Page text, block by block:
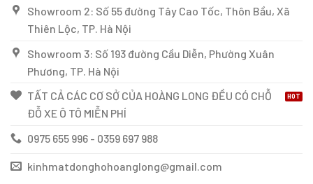
Showroom 2: Số 55 đường Tây Cao Tốc, Thôn Bầu, Xã
Thiên Lộc, TP. Hà Nội
Showroom 3: Số 193 đường Cầu Diễn, Phường Xuân
Phương, TP. Hà Nội
TẤT CẢ CÁC CƠ SỞ CỦA HOÀNG LONG ĐỀU CÓ CHỖ
ĐỖ XE Ô TÔ MIỄN PHÍ
0975 655 996 - 0359 697 988
kinhmatdonghohoanglong@gmail.com